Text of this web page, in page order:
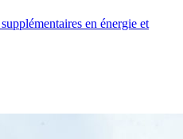
en énergie et